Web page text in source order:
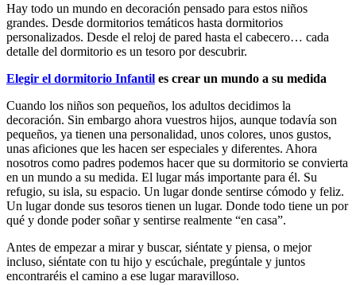
Hay todo un mundo en decoración pensado para estos niños
grandes. Desde dormitorios temáticos hasta dormitorios
personalizados. Desde el reloj de pared hasta el cabecero… cada
detalle del dormitorio es un tesoro por descubrir.
Elegir el dormitorio Infantil es crear un mundo a su medida
Cuando los niños son pequeños, los adultos decidimos la
decoración. Sin embargo ahora vuestros hijos, aunque todavía son
pequeños, ya tienen una personalidad, unos colores, unos gustos,
unas aficiones que les hacen ser especiales y diferentes. Ahora
nosotros como padres podemos hacer que su dormitorio se convierta
en un mundo a su medida. El lugar más importante para él. Su
refugio, su isla, su espacio. Un lugar donde sentirse cómodo y feliz.
Un lugar donde sus tesoros tienen un lugar. Donde todo tiene un por
qué y donde poder soñar y sentirse realmente “en casa”.
Antes de empezar a mirar y buscar, siéntate y piensa, o mejor
incluso, siéntate con tu hijo y escúchale, pregúntale y juntos
encontraréis el camino a ese lugar maravilloso.